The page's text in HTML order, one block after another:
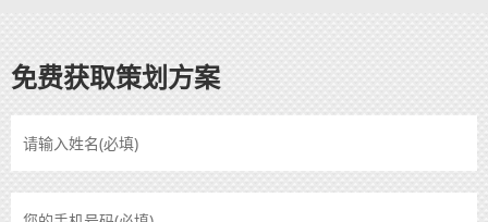
免费获取策划方案